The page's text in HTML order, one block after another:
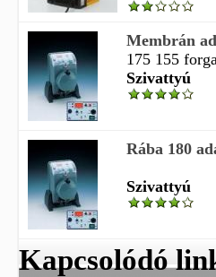
Membrán
175 155
Szivattyú
Rába 180
Szivattyú
Kapcsolódó